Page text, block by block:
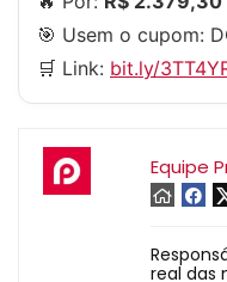
🎯 Usem o cupom:
🛒 Link: bit.ly/
Equipe
real das